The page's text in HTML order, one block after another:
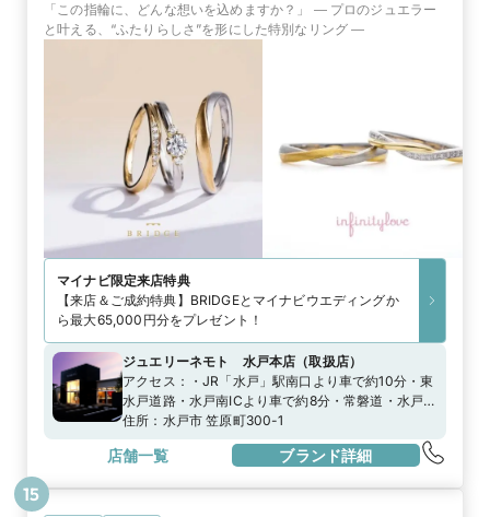
「この指輪に、どんな想いを込めますか？」 ― プロのジュエラー
と叶える、“ふたりらしさ”を形にした特別なリング ―
マイナビ限定来店特典
【来店＆ご成約特典】BRIDGEとマイナビウエディングか
ら最大65,000円分をプレゼント！
ジュエリーネモト 水戸本店 （取扱店）
アクセス：
・JR「水戸」駅南口より車で約10分・東
水戸道路・水戸南ICより車で約8分・常磐道・水戸IC
より車で約15分※駐車場あり
住所： 水戸市 笠原町300-1
店舗一覧 ブランド詳細
15